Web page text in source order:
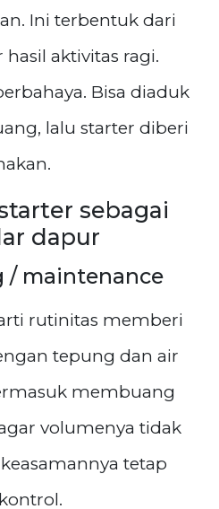
Ini terbentuk dari
aktivitas ragi.
Bisa diaduk
lalu starter diberi
sebagai
dapur
/ maintenance
rutinitas memberi
tepung dan air
membuang
volumenya tidak
tetap